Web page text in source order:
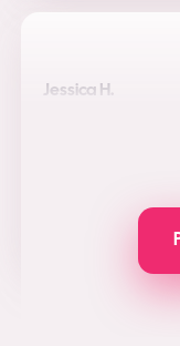
Jessica H.
Como se indica en